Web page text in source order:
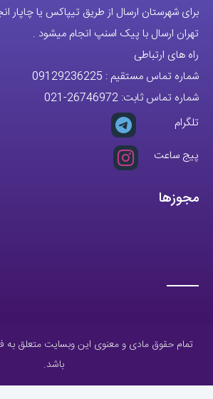
برای شهرستان ارسال از طریق تیپاکس یا چاپار
تهران ارسال با پیک اسنپ انجام میشود .
راه های ارتباطی
شماره تماس مستقیم : 09129236225
شماره تماس ثابت: 26746972
-021
تلگرام
پیج ساعت
مجوزها
تمام حقوق مادی و معنوی این وبسایت متعلق
باشد.